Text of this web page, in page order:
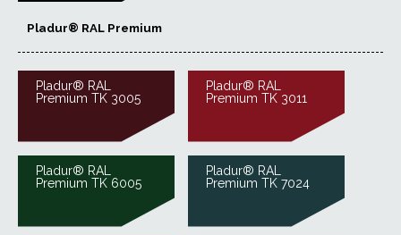
Pladur® RAL Premium
Pladur® RAL
Premium TK 3005
Pladur® RAL
Premium TK 3011
Pladur® RAL
Premium TK 6005
Pladur® RAL
Premium TK 7024